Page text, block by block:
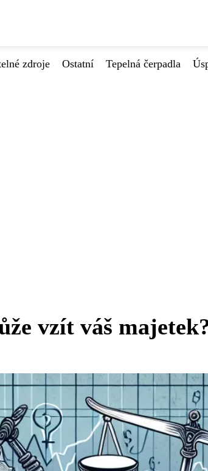
zdroje Ostatní Tepelná čerpadla
vzít váš